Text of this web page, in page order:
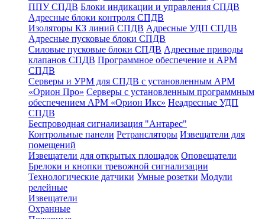
ППУ СПДВ Блоки индикации и управления СПДВ
Адресные блоки контроля СПДВ
Изоляторы КЗ линий СПДВ Адресные УДП СПДВ
Адресные пусковые блоки СПДВ
Силовые пусковые блоки СПДВ Адресные приводы
клапанов СПДВ Программное обеспечение и АРМ
СПДВ
Серверы и УРМ для СПДВ с установленным АРМ
«Орион Про» Серверы с установленным программным
обеспечением АРМ «Орион Икс» Неадресные УДП
СПДВ
Беспроводная сигнализация "Антарес"
Контрольные панели Ретрансляторы Извещатели для
помещений
Извещатели для открытых площадок Оповещатели
Брелоки и кнопки тревожной сигнализации
Технологические датчики Умные розетки Модули
релейные
Извещатели
Охранные